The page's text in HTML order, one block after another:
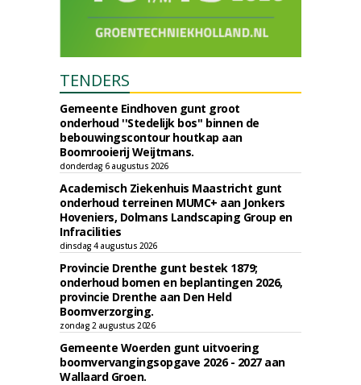
TENDERS
Gemeente Eindhoven gunt groot
onderhoud ''Stedelijk bos'' binnen de
bebouwingscontour houtkap aan
Boomrooierij Weijtmans.
donderdag 6 augustus 2026
Academisch Ziekenhuis Maastricht gunt
onderhoud terreinen MUMC+ aan Jonkers
Hoveniers, Dolmans Landscaping Group en
Infracilities
dinsdag 4 augustus 2026
Provincie Drenthe gunt bestek 1879;
onderhoud bomen en beplantingen 2026,
provincie Drenthe aan Den Held
Boomverzorging.
zondag 2 augustus 2026
Gemeente Woerden gunt uitvoering
boomvervangingsopgave 2026 - 2027 aan
Wallaard Groen.